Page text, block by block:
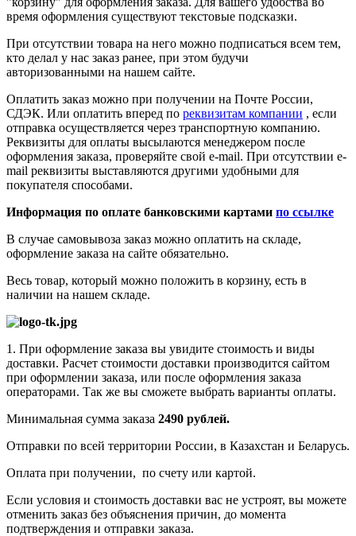
время оформления существуют текстовые подсказки.
При отсутствии товара на него можно подписаться всем тем,
кто делал у нас заказ ранее, при этом будучи
авторизованными на нашем сайте.
Оплатить заказ можно при получении на Почте России,
СДЭК. Или оплатить вперед по реквизитам компании , если
отправка осуществляется через транспортную компанию.
Реквизиты для оплаты высылаются менеджером после
оформления заказа, проверяйте свой e-mail. При отсутствии e-
mail реквизиты выставляются другими удобными для
покупателя способами.
Информация по оплате банковскими картами по ссылке
В случае самовывоза заказ можно оплатить на складе,
оформление заказа на сайте обязательно.
Весь товар, который можно положить в корзину, есть в
наличии на нашем складе.
1. При оформление заказа вы увидите стоимость и виды
доставки. Расчет стоимости доставки производится сайтом
при оформлении заказа, или после оформления заказа
операторами. Так же вы сможете выбрать варианты оплаты.
Минимальная сумма заказа 2490 рублей.
Отправки по всей территории России, в Казахстан и Беларусь.
Оплата при получении, по счету или картой.
Если условия и стоимость доставки вас не устроят, вы можете
отменить заказ без объяснения причин, до момента
подтверждения и отправки заказа.